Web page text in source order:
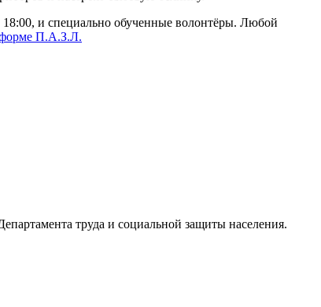
и специально обученные волонтёры. Любой
П.А.З.Л.
труда и социальной защиты населения.